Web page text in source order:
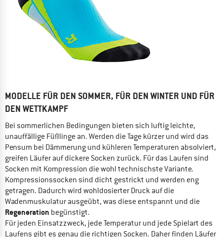
MODELLE FÜR DEN SOMMER, FÜR DEN WINTER UND FÜR
DEN WETTKAMPF
Bei sommerlichen Bedingungen bieten sich luftig leichte,
unauffällige Füßlinge an. Werden die Tage kürzer und wird das
Pensum bei Dämmerung und kühleren Temperaturen absolviert,
greifen Läufer auf dickere Socken zurück. Für das Laufen sind
Socken mit Kompression die wohl technischste Variante.
Kompressionssocken sind dicht gestrickt und werden eng
getragen. Dadurch wird wohldosierter Druck auf die
Wadenmuskulatur ausgeübt, was diese entspannt und die
Regeneration begünstigt.
Für jeden Einsatzzweck, jede Temperatur und jede Spielart des
Laufens gibt es genau die richtigen Socken. Daher finden Läufer